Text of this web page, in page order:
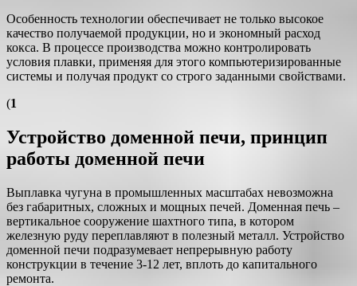
Особенность технологии обеспечивает не только высокое
качество получаемой продукции, но и экономный расход
кокса. В процессе производства можно контролировать
условия плавки, применяя для этого компьютеризированные
системы и получая продукт со строго заданными свойствами.
(1
Устройство доменной печи, принцип
работы доменной печи
Выплавка чугуна в промышленных масштабах невозможна
без габаритных, сложных и мощных печей. Доменная печь –
вертикальное сооружение шахтного типа, в котором
железную руду переплавляют в полезный металл. Устройство
доменной печи подразумевает непрерывную работу
конструкции в течение 3-12 лет, вплоть до капитального
ремонта.